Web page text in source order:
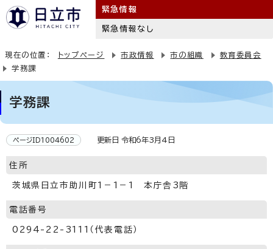
緊急情報
緊急情報なし
現在の位置： トップページ 市政情報 市の組織
教育委員会
学務課
学務課
ページID1004602 更新日 令和6年3月4日
住所
茨城県日立市助川町1－1－1 本庁舎3階
電話番号
0294-22-3111（代表電話）